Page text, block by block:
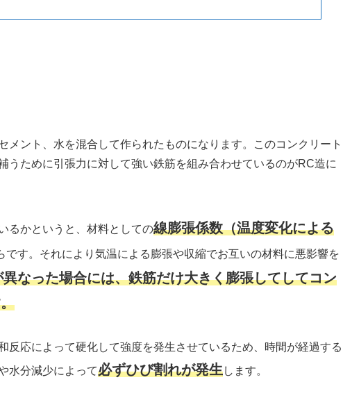
メント、水を混合して作られたものになります。このコンクリート
うために引張力に対して強い鉄筋を組み合わせているのがRC造に
るかというと、材料としての線膨張係数（温度変化による
です。それにより気温による膨張や収縮でお互いの材料に悪影響を
なった場合には、鉄筋だけ大きく膨張してしてコン
反応によって硬化して強度を発生させているため、時間が経過する
水分減少によって必ずひび割れが発生します。